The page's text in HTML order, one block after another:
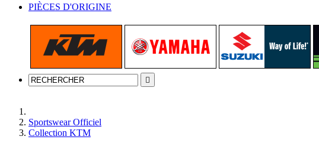
PIÈCES D'ORIGINE

Sportswear Officiel
Collection KTM